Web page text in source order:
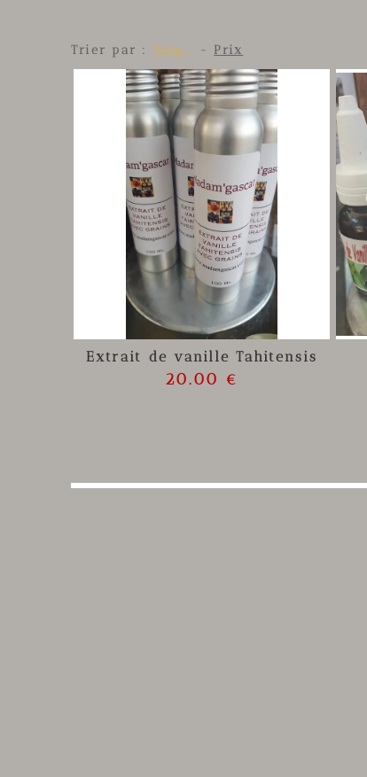
Trier par : Nom - Prix
Extrait de vanille Tahitensis
20.00 €